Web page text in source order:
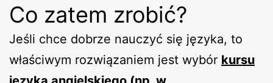
Co zatem zrobić?
Jeśli chce dobrze nauczyć się języka, to
właściwym rozwiązaniem jest wybór kursu